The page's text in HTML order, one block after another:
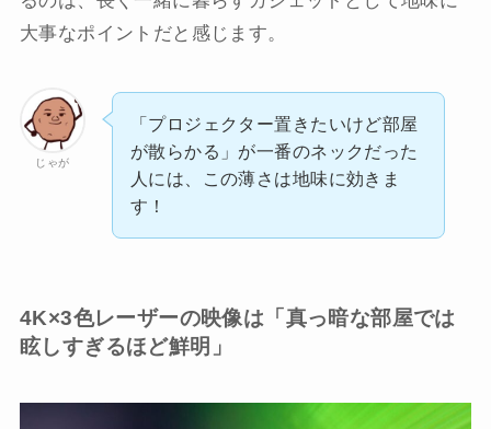
大事なポイントだと感じます。
じゃが
「プロジェクター置きたいけど部屋
が散らかる」が一番のネックだった
人には、この薄さは地味に効きま
す！
4K×3色レーザーの映像は「真っ暗な部屋では
眩しすぎるほど鮮明」